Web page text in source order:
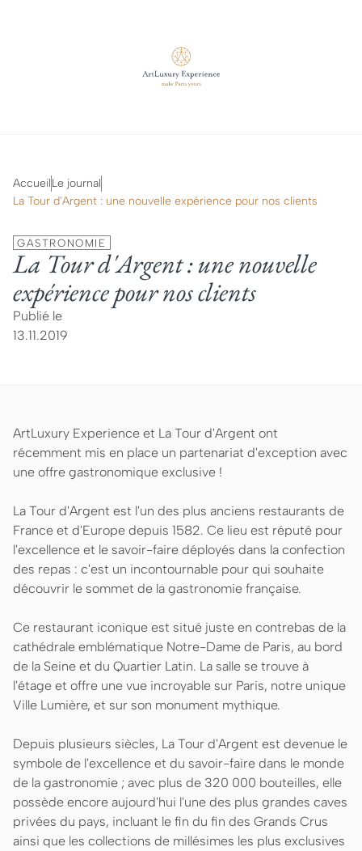
AccueilLe journal
La Tour d'Argent : une nouvelle expérience pour nos clients
GASTRONOMIE
La Tour d'Argent : une nouvelle
expérience pour nos clients
Publié le
13.11.2019
ArtLuxury Experience et La Tour d'Argent ont
récemment mis en place un partenariat d'exception avec
une offre gastronomique exclusive !
La Tour d'Argent est l'un des plus anciens restaurants de
France et d'Europe depuis 1582. Ce lieu est réputé pour
l'excellence et le savoir-faire déployés dans la confection
des repas : c'est un incontournable pour qui souhaite
découvrir le sommet de la gastronomie française.
Ce restaurant iconique est situé juste en contrebas de la
cathédrale emblématique Notre-Dame de Paris, au bord
de la Seine et du Quartier Latin. La salle se trouve à
l'étage et offre une vue incroyable sur Paris, notre unique
Ville Lumière, et sur son monument mythique.
Depuis plusieurs siècles, La Tour d'Argent est devenue le
symbole de l'excellence et du savoir-faire dans le monde
de la gastronomie ; avec plus de 320 000 bouteilles, elle
possède encore aujourd'hui l'une des plus grandes caves
privées du pays, incluant le fin du fin des Grands Crus
ainsi que les collections de millésimes les plus exclusives